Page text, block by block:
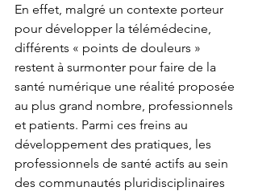
En effet, malgré un contexte porteur
pour développer la télémédecine,
différents « points de douleurs »
restent à surmonter pour faire de la
santé numérique une réalité proposée
au plus grand nombre, professionnels
et patients. Parmi ces freins au
développement des pratiques, les
professionnels de santé actifs au sein
des communautés pluridisciplinaires